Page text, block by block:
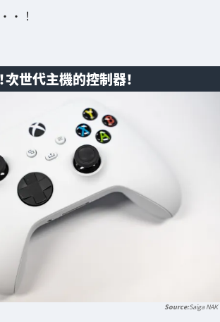
・！
次世代主機的控制器！
Saiga NAK